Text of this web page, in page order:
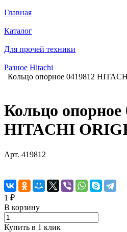
Главная
Каталог
Для прочей техники
Разное Hitachi
Кольцо опорное 0419812
Кольцо опорное
HITACHI
Арт. 419812
1 ₽
В корзину
Купить в 1 клик